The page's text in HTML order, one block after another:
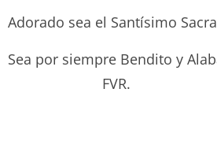
Adorado sea el Santísimo
Sea por siempre
FVR.